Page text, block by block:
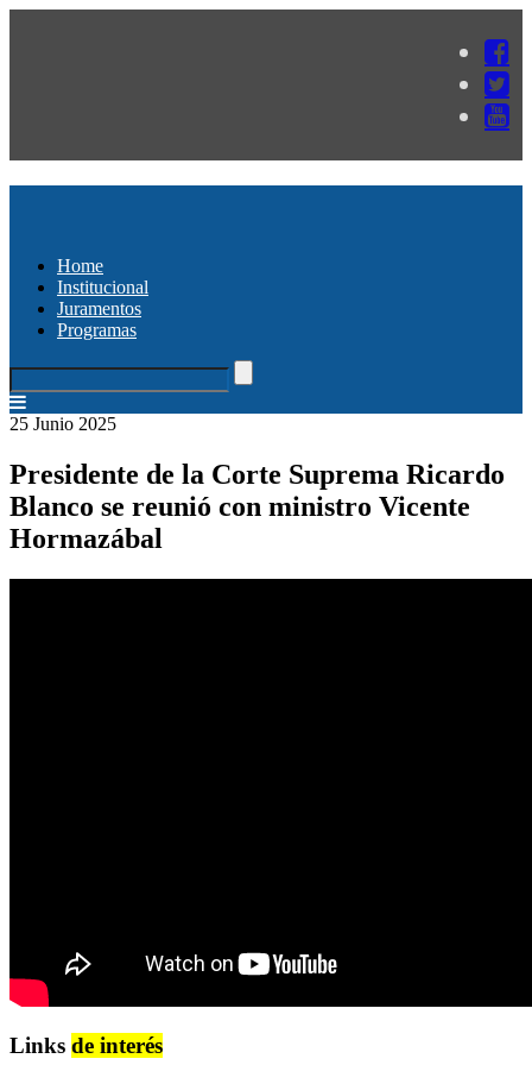
Home
Institucional
Juramentos
Programas
25 Junio 2025
Presidente de la Corte Suprema Ricardo
Blanco se reunió con ministro Vicente
Hormazábal
Links de interés